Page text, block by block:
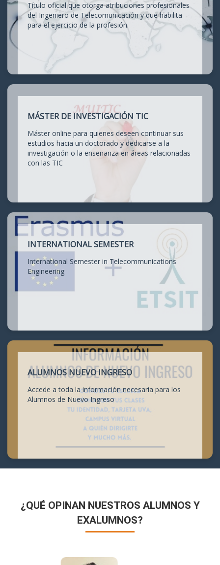
Título oficial que otorga atribuciones profesionales
del Ingeniero de Telecomunicación y que habilita
para el ejercicio de la profesión.
MÁSTER DE INVESTIGACIÓN TIC
Máster online para quienes deseen continuar sus
estudios hacia un doctorado y dedicarse a la
investigación o la enseñanza en áreas relacionadas
con las TIC
INTERNATIONAL SEMESTER
International Semester in Telecommunications
Engineering
ALUMNOS NUEVO INGRESO
Accede a toda la información necesaria para los
Alumnos de Nuevo Ingreso
¿QUÉ OPINAN NUESTROS ALUMNOS Y
EXALUMNOS?